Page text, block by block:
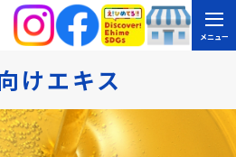
メニュー
けエキス